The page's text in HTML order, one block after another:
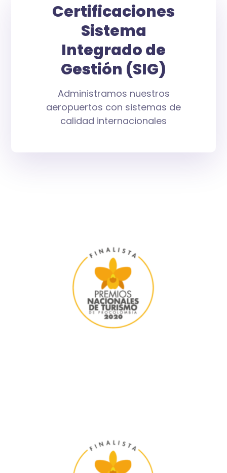
Certificaciones
Sistema
Integrado de
Gestión (SIG)
Administramos nuestros
aeropuertos con sistemas de
calidad internacionales